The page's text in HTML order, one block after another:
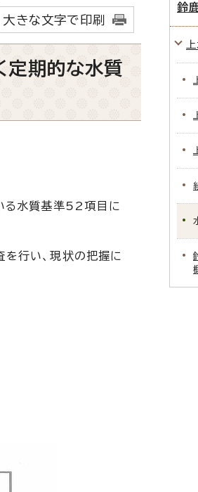
大きな文字で印刷
定期的な水質
る水質基準52項目に
行い、現状の把握に
鈴